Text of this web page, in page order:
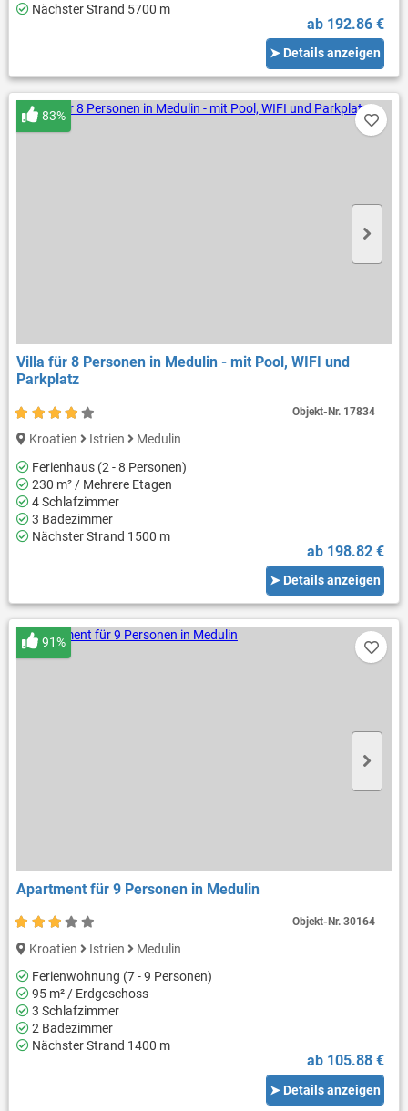
Nächster Strand 5700 m
ab 192.86 €
➤ Details anzeigen
Villa für 8 Personen in Medulin - mit Pool, WIFI und
Parkplatz
83%
Kroatien Istrien
Medulin
Ferienhaus (2 - 8 Personen)
230 m² / Mehrere Etagen
4 Schlafzimmer
3 Badezimmer
Nächster Strand 1500 m
ab 198.82 €
➤ Details anzeigen
Objekt-Nr. 17834
Apartment für 9 Personen in Medulin
91%
Kroatien Istrien
Medulin
Ferienwohnung (7 - 9 Personen)
95 m² / Erdgeschoss
3 Schlafzimmer
2 Badezimmer
Nächster Strand 1400 m
ab 105.88 €
➤ Details anzeigen
Objekt-Nr.30164